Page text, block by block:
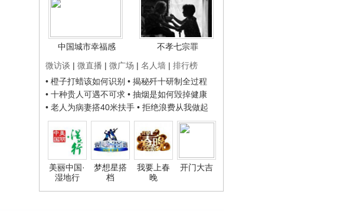
中国城市幸福感
不孝七宗罪
微访谈 | 微直播 | 微广场 | 名人墙 | 排行榜
• 橙子打蜡该如何识别 • 揭秘歼十研制全过程
• 十种贵人可遇不可求 • 抽烟是如何毁掉健康
• 老人为病妻搭40米扶手 • 拒绝浪费从我做起
美丽中国·
湿地行
梦想星搭
档
我要上春
晚
开门大吉